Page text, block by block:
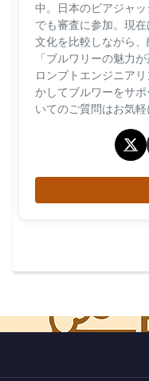
中。日本のビアジャ
でも審査に参加。現
文化を比較しながら、
「ブルワリーの魅力
ロンプトエンジニア
かしてブルワーをサ
いてのご質問はお気